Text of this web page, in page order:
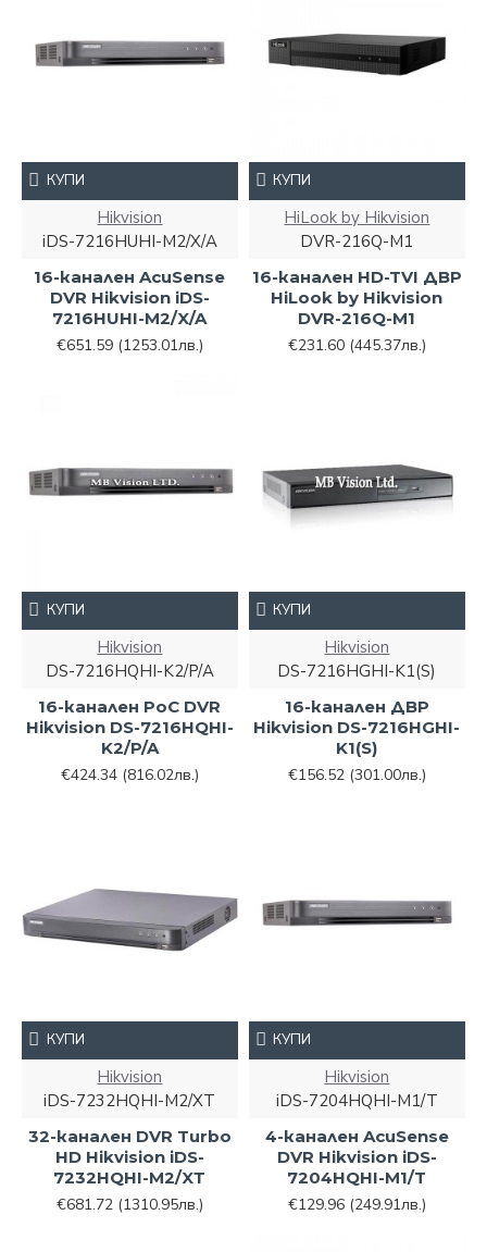
Hikvision
iDS-7216HUHI-M2/X/A
16-канален AcuSense
DVR Hikvision iDS-
7216HUHI-M2/X/A
€651.59 (1253.01лв.)
КУПИ
HiLook by Hikvision
DVR-216Q-M1
16-канален HD-TVI ДВР
HiLook by Hikvision
DVR-216Q-M1
€231.60 (445.37лв.)
КУПИ
Hikvision
DS-7216HQHI-K2/P/A
16-канален PoC DVR
Hikvision DS-7216HQHI-
K2/P/A
€424.34 (816.02лв.)
КУПИ
Hikvision
DS-7216HGHI-K1(S)
16-канален ДВР
Hikvision DS-7216HGHI-
K1(S)
€156.52 (301.00лв.)
КУПИ
Hikvision
iDS-7232HQHI-M2/XТ
32-канален DVR Turbo
HD Hikvision iDS-
7232HQHI-M2/XТ
€681.72 (1310.95лв.)
КУПИ
Hikvision
iDS-7204HQHI-M1/T
4-канален AcuSense
DVR Hikvision iDS-
7204HQHI-M1/T
€129.96 (249.91лв.)
КУПИ